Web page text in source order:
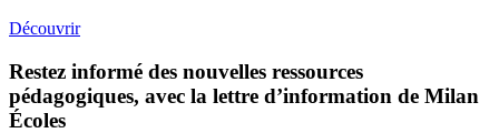
Découvrir
Restez informé des nouvelles ressources
pédagogiques, avec la lettre d’information de Milan
Écoles